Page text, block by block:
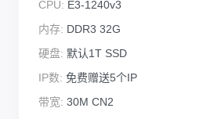
CPU: E3-1240v3
内存: DDR3 32G
硬盘: 默认1T SSD
IP数: 免费赠送5个IP
带宽: 30M CN2